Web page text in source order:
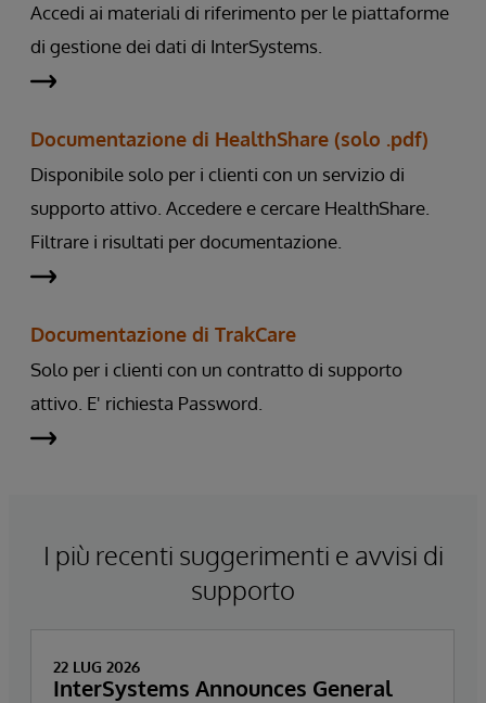
Accedi ai materiali di riferimento per le piattaforme
di gestione dei dati di InterSystems.
Documentazione di HealthShare (solo .pdf)
Disponibile solo per i clienti con un servizio di
supporto attivo. Accedere e cercare HealthShare.
Filtrare i risultati per documentazione.
Documentazione di TrakCare
Solo per i clienti con un contratto di supporto
attivo. E' richiesta Password.
I più recenti suggerimenti e avvisi di
supporto
22 LUG 2026
InterSystems Announces General